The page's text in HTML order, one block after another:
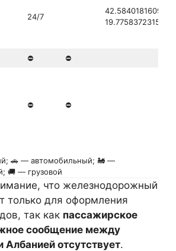
24/7
⛔
⛔
⛔ ⛔
🚗 — автомобильный; 🚂 —
🚚 — грузовой
что железнодорожный
только для оформления
так как пассажирское
сообщение между
Албанией отсутствует.